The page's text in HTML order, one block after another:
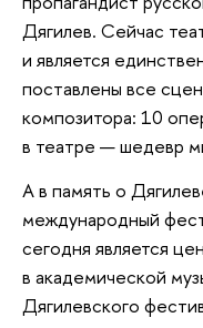
Дягилев. Сейчас
и является
поставлены все
композитора: 10
в театре — шедевр
А в память о
международный
сегодня является
в академической
Дягилевского